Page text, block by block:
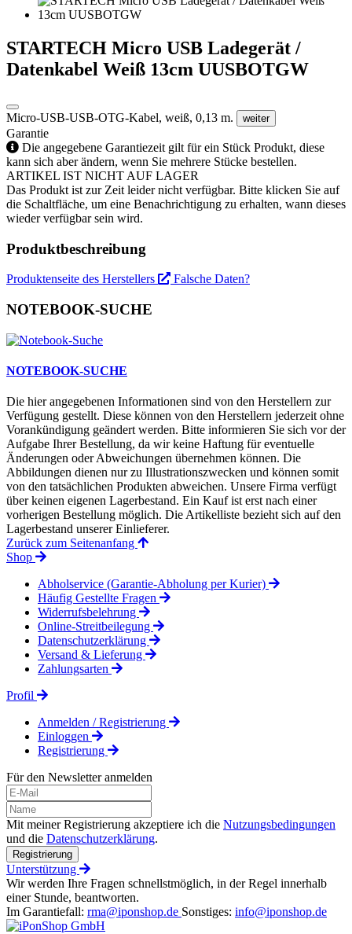
STARTECH Micro USB Ladegerät /
Datenkabel Weiß 13cm UUSBOTGW
Micro-USB-USB-OTG-Kabel, weiß, 0,13 m. weiter
Garantie
Die angegebene Garantiezeit gilt für ein Stück Produkt, diese
kann sich aber ändern, wenn Sie mehrere Stücke bestellen.
ARTIKEL IST NICHT AUF LAGER
Das Produkt ist zur Zeit leider nicht verfügbar. Bitte klicken Sie auf
die Schaltfläche, um eine Benachrichtigung zu erhalten, wann dieses
wieder verfügbar sein wird.
Produktbeschreibung
Produktenseite des Herstellers Falsche Daten?
NOTEBOOK-SUCHE
NOTEBOOK-SUCHE
Die hier angegebenen Informationen sind von den Herstellern zur
Verfügung gestellt. Diese können von den Herstellern jederzeit ohne
Vorankündigung geändert werden. Bitte informieren Sie sich vor der
Aufgabe Ihrer Bestellung, da wir keine Haftung für eventuelle
Änderungen oder Abweichungen übernehmen können. Die
Abbildungen dienen nur zu Illustrationszwecken und können somit
von den tatsächlichen Produkten abweichen. Unsere Firma verfügt
über keinen eigenen Lagerbestand. Ein Kauf ist erst nach einer
vorherigen Bestellung möglich. Die Artikelliste bezieht sich auf den
Lagerbestand unserer Einlieferer.
Zurück zum Seitenanfang
Shop
Abholservice (Garantie-Abholung per Kurier)
Häufig Gestellte Fragen
Widerrufsbelehrung
Online-Streitbeilegung
Datenschutzerklärung
Versand & Lieferung
Zahlungsarten
Profil
Anmelden / Registrierung
Einloggen
Registrierung
Für den Newsletter anmelden
Mit meiner Registrierung akzeptiere ich die Nutzungsbedingungen
und die Datenschutzerklärung.
Registrierung
Unterstützung
Wir werden Ihre Fragen schnellstmöglich, in der Regel innerhalb
einer Stunde, beantworten.
Im Garantiefall: rma@iponshop.de Sonstiges: info@iponshop.de